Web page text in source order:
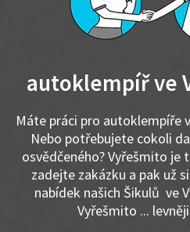
autoklempíř ve
Máte práci pro autoklempíře
Nebo potřebujete cokoli
osvědčeného? Vyřešmito je
zadejte zakázku a pak už
nabídek našich Šikulů ve
Vyřešmito ...